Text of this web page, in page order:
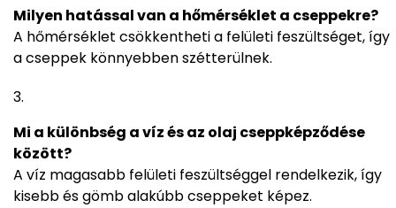
Milyen hatással van a hőmérséklet a cseppekre?
A hőmérséklet csökkentheti a felületi feszültséget, így
a cseppek könnyebben szétterülnek.
Mi a különbség a víz és az olaj cseppképződése
között?
A víz magasabb felületi feszültséggel rendelkezik, így
kisebb és gömb alakúbb cseppeket képez.